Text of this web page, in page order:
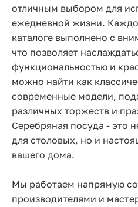
отличным выбором для
ежедневной жизни.
каталоге выполнено с
что позволяет
функциональностью и
можно найти как
современные модели,
различных торжеств и
Серебряная посуда - это
для столовых, но и
вашего дома.
Мы работаем напрямую
производителями и